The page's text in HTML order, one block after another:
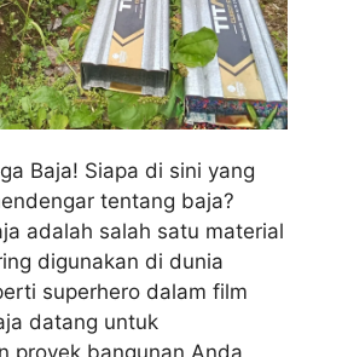
Baja! Siapa di sini yang
tentang baja?
adalah salah satu material
digunakan di dunia
superhero dalam film
datang untuk
proyek bangunan Anda